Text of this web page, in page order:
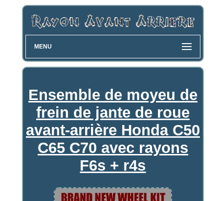
MENU
Ensemble de moyeu de
frein de jante de roue
avant-arrière Honda C50
C65 C70 avec rayons
F6s + r4s